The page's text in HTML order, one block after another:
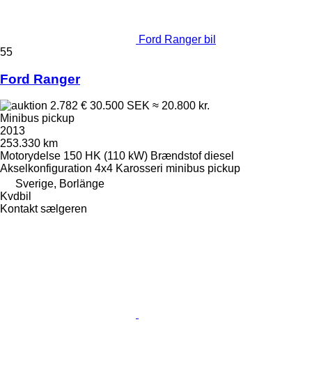
Ford Ranger bil
55
Ford Ranger
2.782 € 30.500 SEK ≈ 20.800 kr.
Minibus pickup
2013
253.330 km
Motorydelse 150 HK (110 kW) Brændstof diesel
Akselkonfiguration 4x4 Karosseri minibus pickup
Sverige, Borlänge
Kvdbil
Kontakt sælgeren